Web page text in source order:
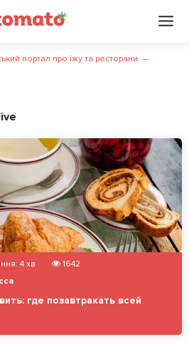
портал про їжу та ресторани. —
4 хв
1642
где позавтракать всей